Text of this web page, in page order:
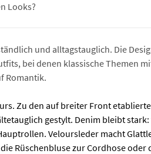
Looks?
und alltagstauglich. Die
bei denen klassische Themen
Romantik.
Zu den auf breiter Front
gestylt. Denim bleibt
Veloursleder macht
Rüschenbluse zur Cordhose